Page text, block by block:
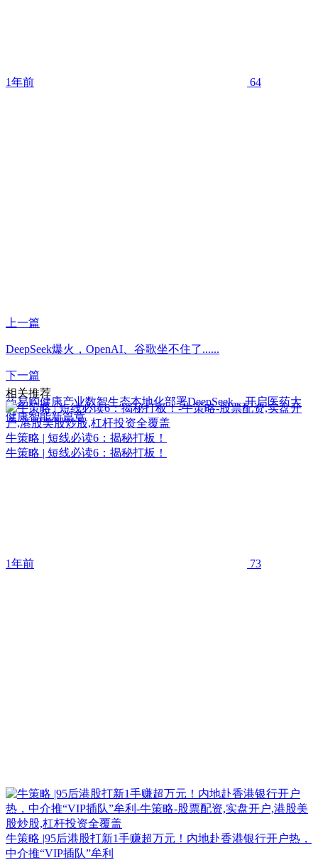
1年前 64
上一篇
DeepSeek爆火，OpenAI、谷歌坐不住了......
下一篇
药易购健康产业数智生态本地化部署DeepSeek，开启医药大
健康智能新篇章
相关推荐
牛策略 | 短线必读6：揭秘打板！
牛策略 | 短线必读6：揭秘打板！
1年前 73
牛策略 |95后港股打新1手赚超万元！内地赴香港银行开户热，
中介推“VIP插队”牟利